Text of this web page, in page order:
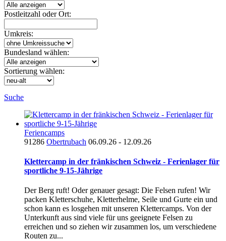
Postleitzahl oder Ort:
Umkreis:
Bundesland wählen:
Sortierung wählen:
Suche
Feriencamps
91286 Obertrubach 06.09.26 - 12.09.26
Klettercamp in der fränkischen Schweiz - Ferienlager für
sportliche 9-15-Jährige
Der Berg ruft! Oder genauer gesagt: Die Felsen rufen! Wir
packen Kletterschuhe, Kletterhelme, Seile und Gurte ein und
schon kann es losgehen mit unseren Klettercamps. Von der
Unterkunft aus sind viele für uns geeignete Felsen zu
erreichen und so ziehen wir zusammen los, um verschiedene
Routen zu...